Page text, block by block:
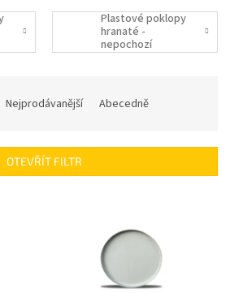
Plastové poklopy
hranaté -
nepochozí
Nejprodávanější Abecedně
OTEVŘÍT FILTR